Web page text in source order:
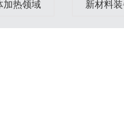
加热领域 新材料